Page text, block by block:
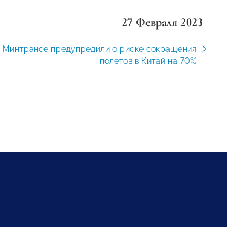
27 Февраля 2023
Минтрансе предупредили о риске сокращения
полетов в Китай на 70%